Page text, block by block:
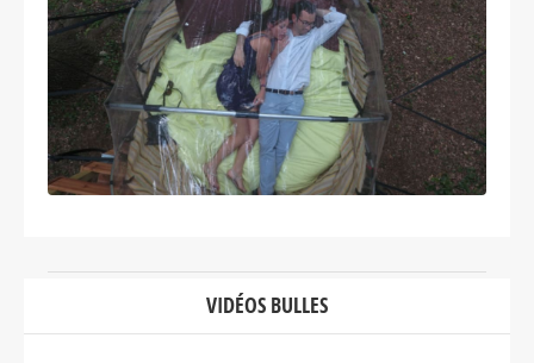
VIDÉOS BULLES